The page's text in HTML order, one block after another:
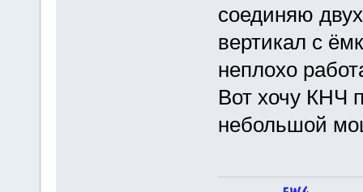
соединяю
вертикал с
неплохо
Вот хочу КНЧ
небольшой